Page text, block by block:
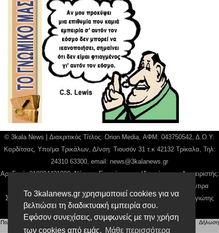
Το 3kalanews.gr χρησιμοποιεί cookies για να
βελτιώσει τη διαδικτυακή εμπειρία σου.
Εφόσον συνεχίσεις, συμφωνείς με την χρήση
των cookies από εμάς. Μάθε περισσότερα
© 3kala News | Διακριτικός Τίτλος: Orion Media, ΑΦΜ: 043750542, Δ.Ο.Υ:
Καρδίτσας, Υπο/μα Τρικάλων, Δ/νση: Τιουσόν 31 τ.κ 42132 Τρίκαλα, Τηλ:
24310 63300, email: news@3kalanews.gr
Αρ. Γεμή: 018804431000, Νόμιμος Εκπρόσωπος, Ιδιοκτήτης και Διαχειριστής:
Παναγιώτης Φιλίππου, Διευθύντρια: Γιαννουσά Βασιλική, Διευθύντιρα
Σύνταξης: Μπαλαμπάνη Βασιλική. Δικαιούχος domain name Παναγιώτης
Φιλίππου
Πολιτική απορρήτου Αίτηση Διαχείρισης Προσωπικών Δεδομένων |Όροι χρήσης
Δήλωση
Συμμόρφωσης